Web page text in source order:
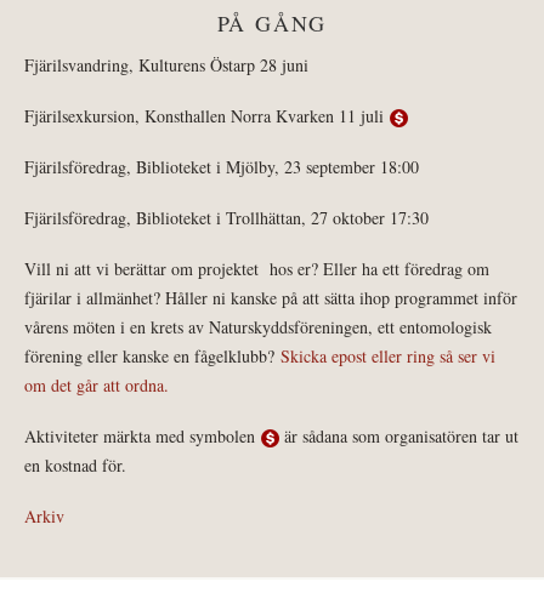
PÅ GÅNG
Fjärilsvandring, Kulturens Östarp 28 juni
Fjärilsexkursion, Konsthallen Norra Kvarken 11 juli
Fjärilsföredrag, Biblioteket i Mjölby, 23 september 18:00
Fjärilsföredrag, Biblioteket i Trollhättan, 27 oktober 17:30
Vill ni att vi berättar om projektet hos er? Eller ha ett föredrag om
fjärilar i allmänhet? Håller ni kanske på att sätta ihop programmet inför
vårens möten i en krets av Naturskyddsföreningen, ett entomologisk
förening eller kanske en fågelklubb? Skicka epost eller ring så ser vi
om det går att ordna.
Aktiviteter märkta med symbolen
är sådana som organisatören tar ut
en kostnad för.
Arkiv